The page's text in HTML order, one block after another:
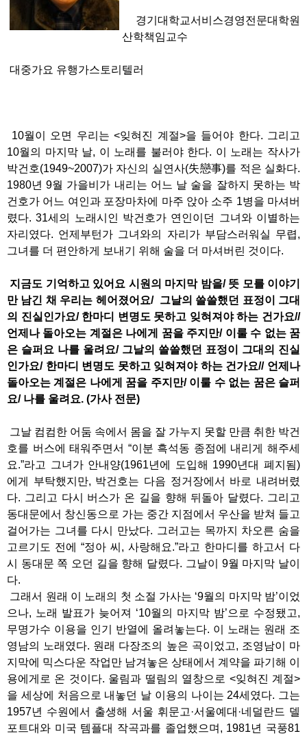
경기대학교서비스경영전문대학원
산학책임교수
대중가요 유행가스토리텔러
10월이 오면 우리는 <잊혀진 계절>을 들어야 한다. 그리고
10월의 마지막 날, 이 노래를 불러야 한다. 이 노래는 작사가
박건호(1949~2007)가 자신의 실연사(失戀事)를 적은 실화다.
1980년 9월 가을비가 내리는 어느 날 술을 잘하지 못하는 박
건호가 어느 여인과 포장마차에 마주 앉아 소주 1병을 마셔버
렸다. 31세의 노래시인 박건호가 연인이던 그녀와 이별하는
자리였다. 언제부턴가 그녀와의 자리가 부담스러워실 무렵,
그녀를 더 편안하게 보내기 위해 술을 더 마셔버린 것이다.
지금도 기억하고 있어요 시원의 마지막 밤을/ 뜻 모를 이야기
만 남긴 채 우리는 헤어졌어요/ 그날의 쓸쓸했던 표정이 그대
의 진실인가요/ 한마디 변명도 못하고 잊혀져야 하는 건가요//
언제나 돌아오는 계절은 나에게 꿈을 주지만/ 이룰 수 없는 꿈
은 슬퍼요 나를 울려요/ 그날의 쓸쓸했던 표정이 그대의 진실
인가요/ 한마디 변명도 못하고 잊혀져야 하는 건가요// 언제나
돌아오는 계절은 나에게 꿈을 주지만/ 이룰 수 없는 꿈은 슬퍼
요/ 나를 울려요. (가사 전문)
그날 컴컴한 어둠 속에서 몸을 잘 가누지 못할 만큼 취한 박건
호를 버스에 태워주면서 “이분 흑석동 종점에 내리게 해주세
요.”라고 그녀가 안내양(1961년에 도입해 1990년대 폐지됨)
에게 부탁했지만, 박건호는 다음 정거장에서 바로 내려버렸
다. 그리고 다시 버스가 온 길을 향해 뒤돌아 달렸다. 그리고
동대문에서 창신동으로 가는 중간 지점에서 우산을 받쳐 들고
걸어가는 그녀를 다시 만났다. 그러고는 목까지 차오른 숨을
고르기도 전에 “정아 씨, 사랑해요.”라고 한마디를 하고서 다
시 동대문 쪽 오던 길을 향해 달렸다. 그날이 9월 마지막 날이
다.
그래서 원래 이 노래의 첫 소절 가사는 ‘9월의 마지막 밤’이었
으나, 노래 발표가 늦어져 ‘10월의 마지막 밤’으로 수정됐고,
무명가수 이용을 인기 반열에 올려놓는다. 이 노래는 원래 조
영남의 노래였다. 원래 다장조의 높은 곡이었고, 조영남이 마
지막에 믹스다운 작업만 남겨놓은 상태에서 계약을 파기해 이
용에게로 온 것이다. 울림과 떨림의 열창으로 <잊혀진 계절>
을 세상에 처음으로 내놓던 날 이용의 나이는 24세였다. 그는
1957년 수원에서 출생해 서울 휘문고·서울예대·네덜란드 델
포트대와 미국 템플대 작곡과를 졸업했으며, 1981년 국풍81